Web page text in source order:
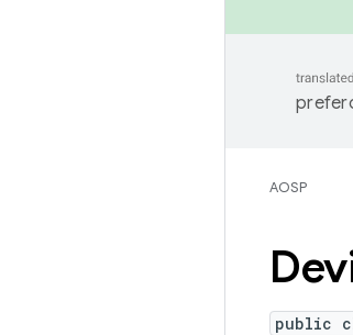
AOSP
public